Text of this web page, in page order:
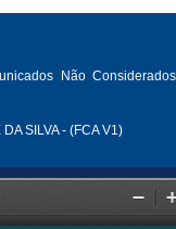
Não
SILVA - (FCA V1)